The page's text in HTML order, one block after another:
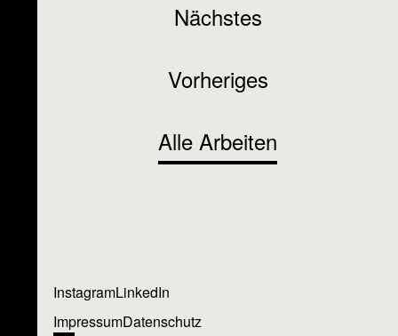
Nächstes
Vorheriges
Alle Arbeiten
InstagramLinkedIn
ImpressumDatenschutz